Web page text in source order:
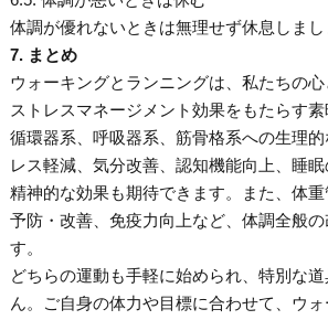
体調が優れないときは無理せず休息しまし
7. まとめ
ウォーキングとランニングは、私たちの
ストレスマネージメント効果をもたらす素
循環器系、呼吸器系、筋骨格系への生理
レス軽減、気分改善、認知機能向上、睡
精神的な効果も期待できます。また、体
予防・改善、免疫力向上など、体調全般
す。
どちらの運動も手軽に始められ、特別な
ん。ご自身の体力や目標に合わせて、ウ